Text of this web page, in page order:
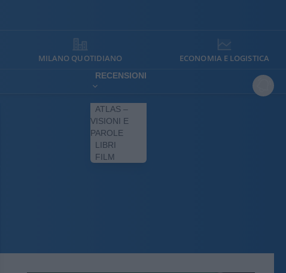
MILANO QUOTIDIANO ECONOMIA E LOGISTICA
RECENSIONI
ATLAS –
VISIONI E
PAROLE
LIBRI
FILM